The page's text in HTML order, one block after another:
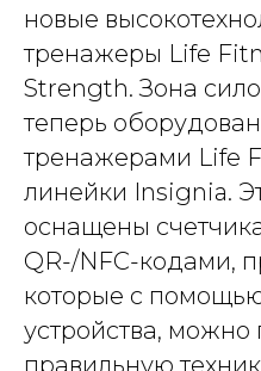
новые
тренажеры Life
Strength. Зона
теперь
тренажерами Life
линейки Insignia.
оснащены
QR-/NFC-кодами,
которые с
устройства, можно
правильную